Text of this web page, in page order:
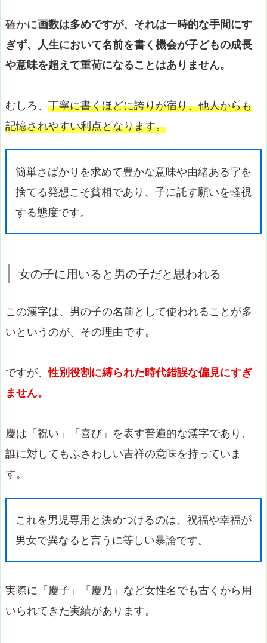
確かに画数は多めですが、それは一時的な手間にす
ぎず、人生において名前を書く機会が子どもの成長
や意味を超えて重荷になることはありません。
むしろ、 丁寧に書くほどに誇りが宿り、他人からも
記憶されやすい利点となります。
簡単さばかりを求めて豊かな意味や由緒ある字を
捨てる発想こそ貧相であり、子に託す願いを軽視
する態度です。
女の子に用いると男の子だと思われる
この漢字は、男の子の名前として使われることが多
いというのが、その理由です。
ですが、性別役割に縛られた時代錯誤な偏見にすぎ
ません。
慶は「祝い」「喜び」を表す普遍的な漢字であり、
誰に対してもふさわしい吉祥の意味を持っていま
す。
これを男児専用と決めつけるのは、祝福や幸福が
男女で異なると言うに等しい暴論です。
実際に「慶子」「慶乃」など女性名でも古くから用
いられてきた実績があります。